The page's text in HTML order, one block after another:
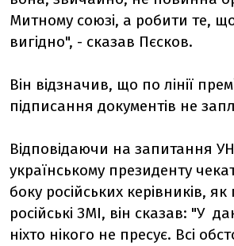
Митному союзі, а робити те,
вигідно", - сказав Пєсков.
Він відзначив, що по лінії
підписання документів не
Відповідаючи на запитання
українському президенту
боку російських керівників,
російські ЗМІ, він сказав: "У
ніхто нікого не пресує. Всі